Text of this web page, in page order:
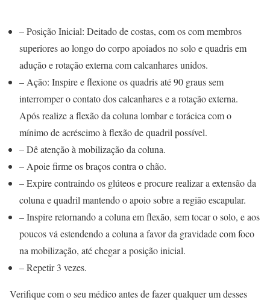
– Posição Inicial: Deitado de costas, com os com membros
superiores ao longo do corpo apoiados no solo e quadris em
adução e rotação externa com calcanhares unidos.
– Ação: Inspire e flexione os quadris até 90 graus sem
interromper o contato dos calcanhares e a rotação externa.
Após realize a flexão da coluna lombar e torácica com o
mínimo de acréscimo à flexão de quadril possível.
– Dê atenção à mobilização da coluna.
– Apoie firme os braços contra o chão.
– Expire contraindo os glúteos e procure realizar a extensão da
coluna e quadril mantendo o apoio sobre a região escapular.
– Inspire retornando a coluna em flexão, sem tocar o solo, e aos
poucos vá estendendo a coluna a favor da gravidade com foco
na mobilização, até chegar a posição inicial.
– Repetir 3 vezes.
Verifique com o seu médico antes de fazer qualquer um desses